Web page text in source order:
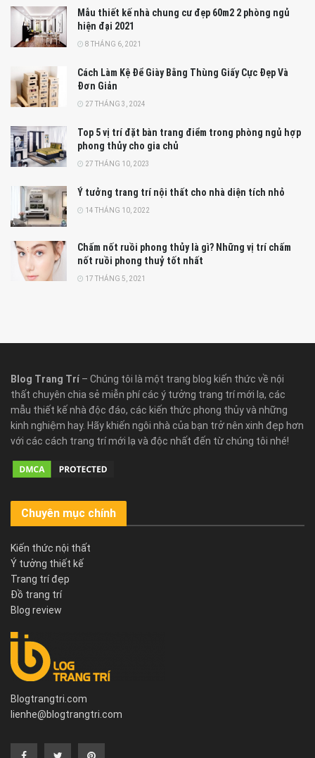
Mẫu thiết kế nhà chung cư đẹp 60m2 2 phòng ngủ
hiện đại 2021
8 THÁNG 6, 2021
Cách Làm Kệ Để Giày Bằng Thùng Giấy Cực Đẹp Và
Đơn Giản
27 THÁNG 3, 2024
Top 5 vị trí đặt bàn trang điểm trong phòng ngủ hợp
phong thủy cho gia chủ
27 THÁNG 10, 2023
Ý tưởng trang trí nội thất cho nhà diện tích nhỏ
14 THÁNG 10, 2022
Chấm nốt ruồi phong thủy là gì? Những vị trí chấm
nốt ruồi phong thuỷ tốt nhất
17 THÁNG 5, 2021
Blog Trang Trí – Chúng tôi là một trang blog kiến thức về nội
thất chuyên chia sẻ miễn phí các ý tưởng trang trí mới lạ, các
mẫu thiết kế nhà độc đáo, các kiến thức phong thủy và những
kinh nghiệm hay. Hãy khiến ngôi nhà của bạn trở nên xinh đẹp hơn
với các cách trang trí mới lạ và độc nhất đến từ chúng tôi nhé!
Chuyên mục chính
Kiến thức nội thất
Ý tưởng thiết kế
Trang trí đẹp
Đồ trang trí
Blog review
Blogtrangtri.com
lienhe@blogtrangtri.com